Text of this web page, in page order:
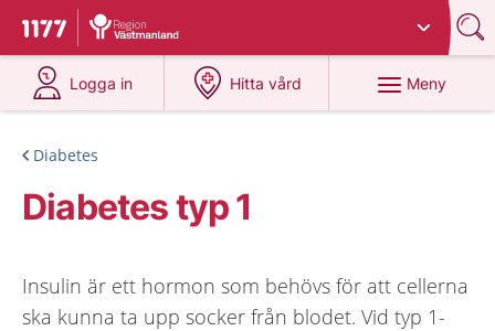
Till startsidan för 1177
Du har valt region
Logga in
på 1177.se
Hitta vård
på 1177.se
Meny
Diabetes
Diabetes typ 1
Insulin är ett hormon som behövs för att cellerna
ska kunna ta upp socker från blodet. Vid typ 1-